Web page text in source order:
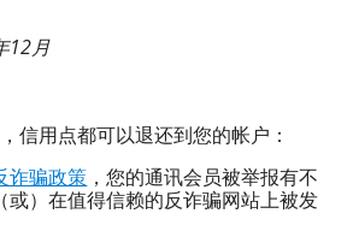
12月
信用点都可以退还到您的帐户：
诈骗政策 ，您的通讯会员被举报有不
或）在值得信赖的反诈骗网站上被发